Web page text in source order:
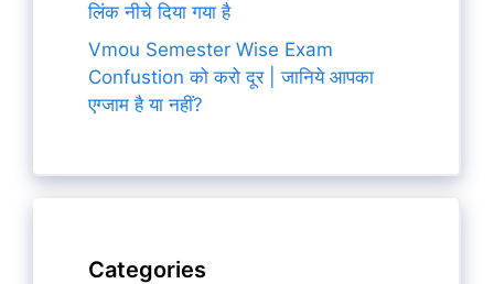
लिंक नीचे दिया गया है
Vmou Semester Wise Exam
Confustion को करो दूर | जानिये आपका
एग्जाम है या नहीं?
Categories